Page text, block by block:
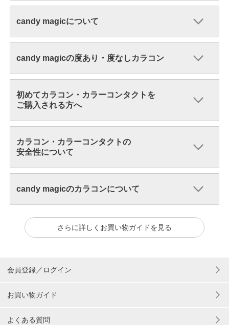
candy magicについて
candy magicの度あり・度なしカラコン
初めてカラコン・カラーコンタクトを
ご購入される方へ
カラコン・カラーコンタクトの
安全性について
candy magicのカラコンについて
さらに詳しくお買い物ガイドを見る
会員登録／ログイン
お買い物ガイド
よくある質問